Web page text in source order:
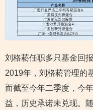
刘格菘任职多只基金回
2019年，刘格菘管理的
而截至今年二季度，今
益，历史承诺未兑现。